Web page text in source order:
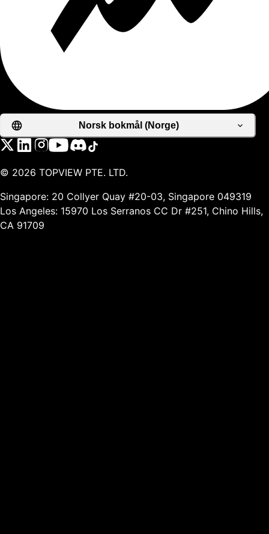
Norsk bokmål (Norge)
© 2026 TOPVIEW PTE. LTD.
Singapore: 20 Collyer Quay #20-03, Singapore 049319
Los Angeles: 15970 Los Serranos CC Dr #251, Chino Hills,
CA 91709